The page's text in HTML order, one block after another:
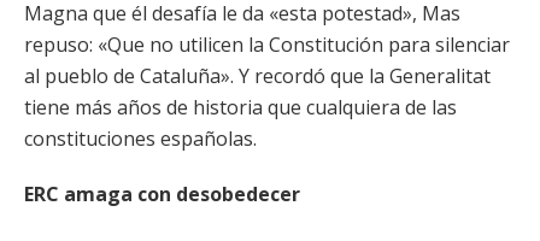
Magna que él desafía le da «esta potestad», Mas
repuso: «Que no utilicen la Constitución para silenciar
al pueblo de Cataluña». Y recordó que la Generalitat
tiene más años de historia que cualquiera de las
constituciones españolas.
ERC amaga con desobedecer